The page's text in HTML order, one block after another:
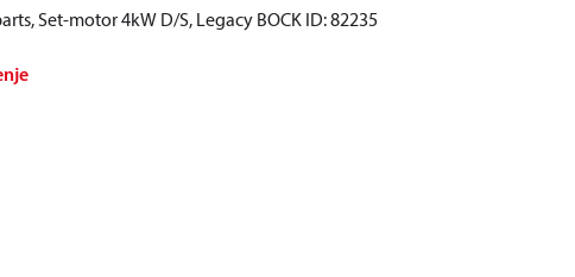
Set-motor 4kW D/S, Legacy BOCK ID: 82235